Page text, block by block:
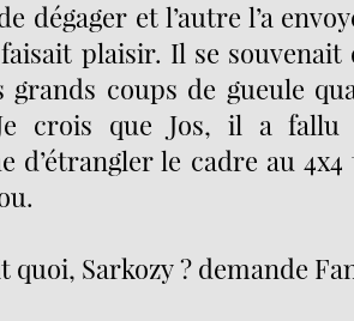
dégager et l’autre l’a
plaisir. Il se souvenait
grands coups de gueule
crois que Jos, il a fallu
d’étrangler le cadre au
Sarkozy ? demande